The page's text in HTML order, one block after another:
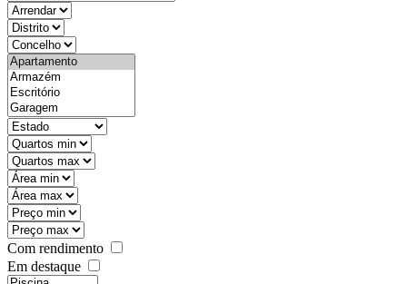
objective
districtId
countyId
types
state
mintypo
maxtypo
minarea
maxarea
minprice
maxprice
Com rendimento
Em destaque